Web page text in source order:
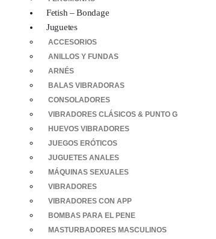
Fetish – Bondage
Juguetes
ACCESORIOS
ANILLOS Y FUNDAS
ARNÉS
BALAS VIBRADORAS
CONSOLADORES
VIBRADORES CLÁSICOS & PUNTO G
HUEVOS VIBRADORES
JUEGOS ERÓTICOS
JUGUETES ANALES
MÁQUINAS SEXUALES
VIBRADORES
VIBRADORES CON APP
BOMBAS PARA EL PENE
MASTURBADORES MASCULINOS